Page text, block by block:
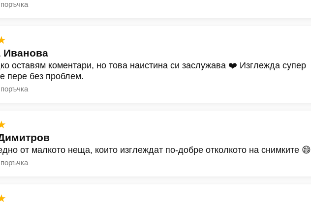
Иванова
оставям коментари, но това наистина си заслужава ❤️ Изглежда супер
пере без проблем.
от малкото неща, които изглеждат по-добре отколкото на снимките 😄